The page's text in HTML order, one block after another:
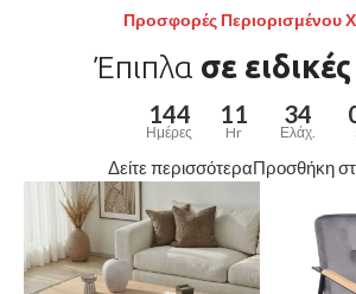
Έπιπλα ΤηλεόρασηςΠροσφορές Περιορισμένου
Έπιπλα σε
144
Ημέρες
11
Hr
34
Ελάχ.
Δείτε περισσότεραΠροσθήκη